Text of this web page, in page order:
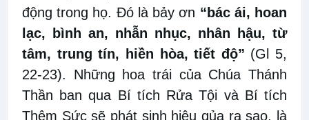
động trong họ. Đó là bảy ơn “bác ái, hoan
lạc, bình an, nhẫn nhục, nhân hậu, từ
tâm, trung tín, hiền hòa, tiết độ” (Gl 5,
22-23). Những hoa trái của Chúa Thánh
Thần ban qua Bí tích Rửa Tội và Bí tích
Thêm Sức sẽ phát sinh hiệu qủa ra sao, là